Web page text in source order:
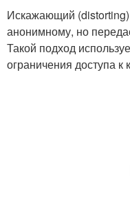
Искажающий (distorting)
анонимному, но
Такой подход
ограничения доступа к